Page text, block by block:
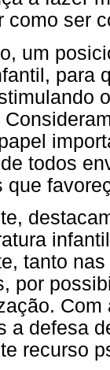
como ser
um
para
todos
que
tanto
por
a defesa
recurso